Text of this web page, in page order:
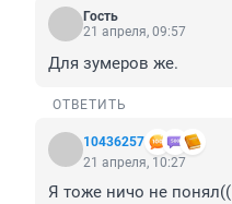
Гость
21 апреля, 09:57
Для зумеров же.
ОТВЕТИТЬ
10436257
21 апреля, 10:27
Я тоже ничо не понял((